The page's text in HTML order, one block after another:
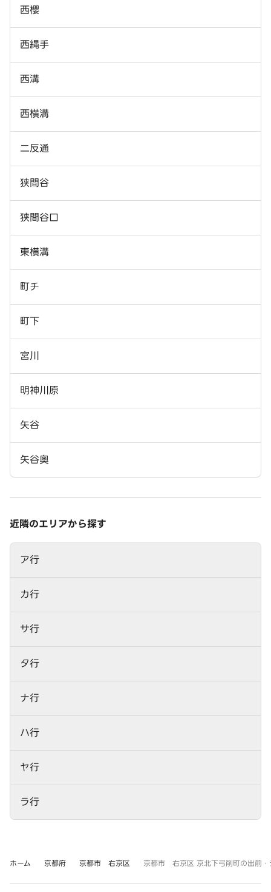
西櫻
西縄手
西溝
西横溝
二反通
狭間谷
狭間谷口
東横溝
町チ
町下
宮川
明神川原
矢谷
矢谷奥
近隣のエリアから探す
ア行
カ行
サ行
タ行
ナ行
ハ行
ヤ行
ラ行
ホーム 京都府 京都市 右京区 京都市 右京区 京北下弓削町の出前・